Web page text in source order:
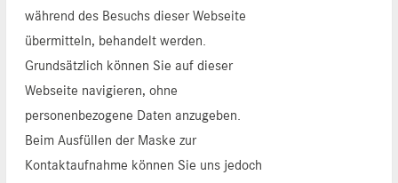
während des Besuchs dieser Webseite
übermitteln, behandelt werden.
Grundsätzlich können Sie auf dieser
Webseite navigieren, ohne
personenbezogene Daten anzugeben.
Beim Ausfüllen der Maske zur
Kontaktaufnahme können Sie uns jedoch